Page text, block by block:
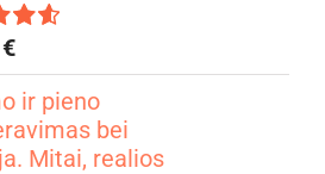
€
ir pieno
bei
Mitai, realios